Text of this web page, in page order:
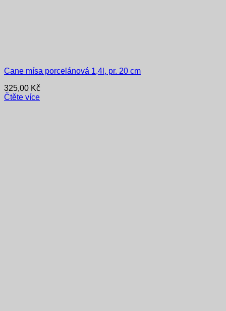
Cane mísa porcelánová 1,4l, pr. 20 cm
325,00 Kč
Čtěte více